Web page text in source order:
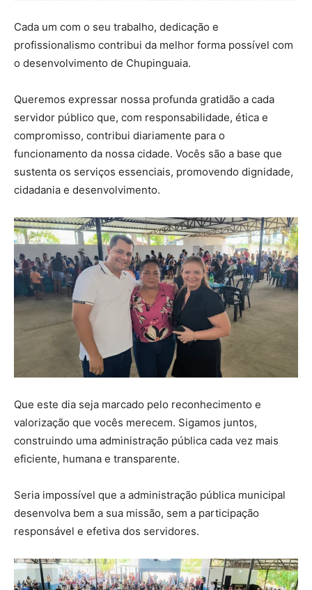
Cada um com o seu trabalho, dedicação e
profissionalismo contribui da melhor forma possível com
o desenvolvimento de Chupinguaia.
Queremos expressar nossa profunda gratidão a cada
servidor público que, com responsabilidade, ética e
compromisso, contribui diariamente para o
funcionamento da nossa cidade. Vocês são a base que
sustenta os serviços essenciais, promovendo dignidade,
cidadania e desenvolvimento.
Que este dia seja marcado pelo reconhecimento e
valorização que vocês merecem. Sigamos juntos,
construindo uma administração pública cada vez mais
eficiente, humana e transparente.
Seria impossível que a administração pública municipal
desenvolva bem a sua missão, sem a participação
responsável e efetiva dos servidores.